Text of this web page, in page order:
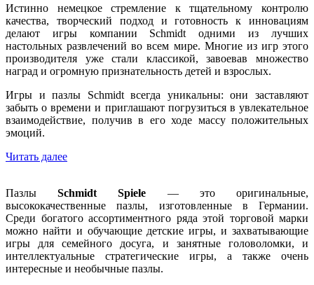
Истинно немецкое стремление к тщательному контролю
качества, творческий подход и готовность к инновациям
делают игры компании Schmidt одними из лучших
настольных развлечений во всем мире. Многие из игр этого
производителя уже стали классикой, завоевав множество
наград и огромную признательность детей и взрослых.
Игры и пазлы Schmidt всегда уникальны: они заставляют
забыть о времени и приглашают погрузиться в увлекательное
взаимодействие, получив в его ходе массу положительных
эмоций.
Читать далее
ПазлыSchmidt Spiele — это оригинальные,
высококачественные пазлы, изготовленные в Германии.
Среди богатого ассортиментного ряда этой торговой марки
можно найти и обучающие детские игры, и захватывающие
игры для семейного досуга, и занятные головоломки, и
интеллектуальные стратегические игры, а также очень
интересные и необычные пазлы.